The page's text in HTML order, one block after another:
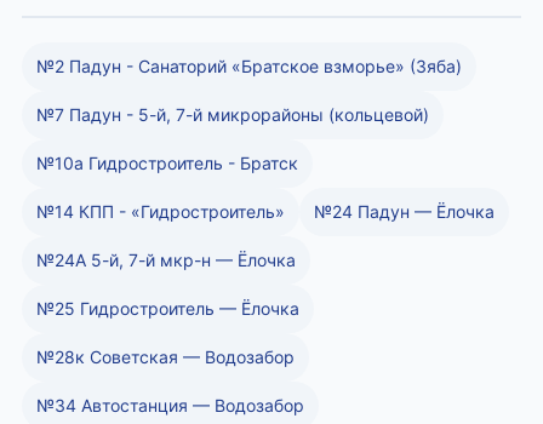
№2 Падун - Санаторий «Братское взморье» (Зяба)
№7 Падун - 5-й, 7-й микрорайоны (кольцевой)
№10а Гидростроитель - Братск
№14 КПП - «Гидростроитель» №24 Падун — Ёлочка
№24А 5-й, 7-й мкр-н — Ёлочка
№25 Гидростроитель — Ёлочка
№28к Советская — Водозабор
№34 Автостанция — Водозабор